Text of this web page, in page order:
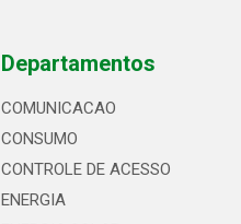
Departamentos
COMUNICACAO
CONSUMO
CONTROLE DE ACESSO
ENERGIA